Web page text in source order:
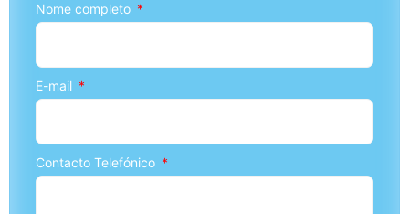
Nome completo
E-mail
Contacto Telefónico